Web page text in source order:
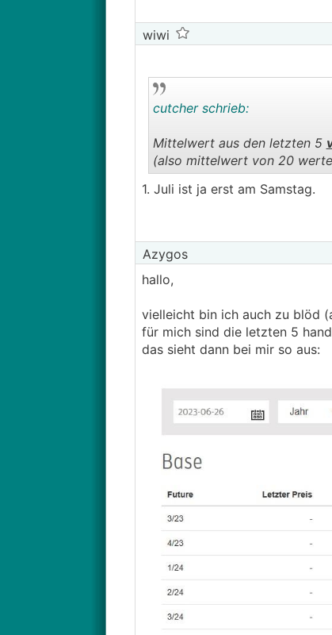
wiwi
cutcher schrieb:
Mittelwert aus den letzten 5
(also mittelwert von 20
1. Juli ist ja erst am Samstag.
Azygos
hallo,
vielleicht bin ich auch zu blöd
für mich sind die letzten 5
das sieht dann bei mir so aus: